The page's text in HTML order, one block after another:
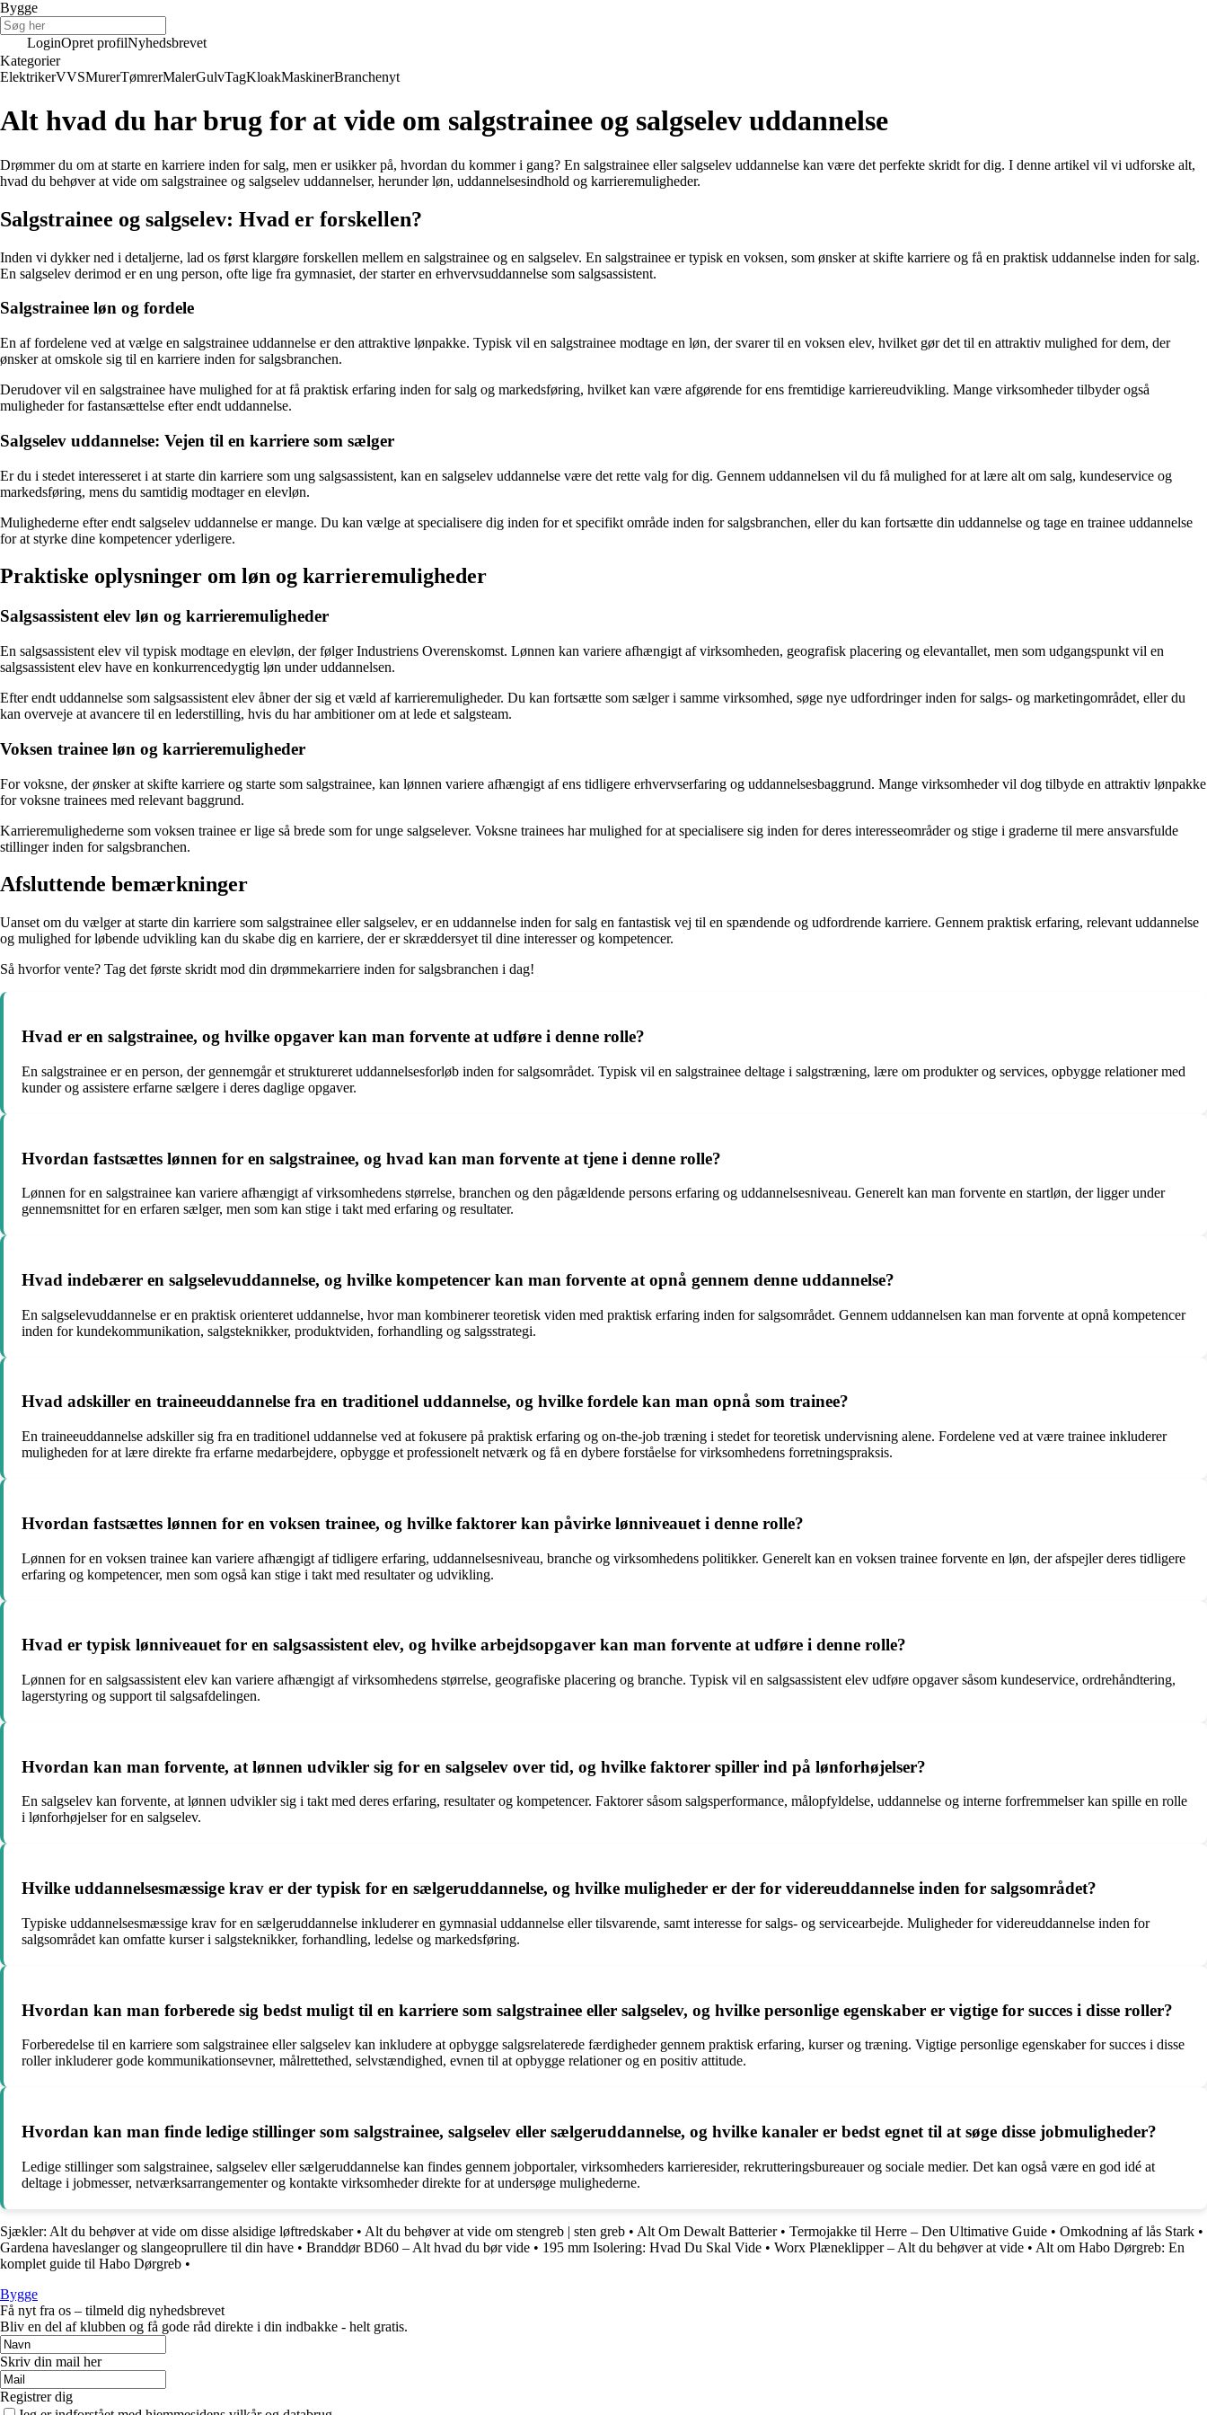
Bygge
LoginOpret profilNyhedsbrevet
Kategorier
ElektrikerVVSMurerTømrerMalerGulvTagKloakMaskinerBranchenyt
Alt hvad du har brug for at vide om salgstrainee og salgselev uddannelse
Drømmer du om at starte en karriere inden for salg, men er usikker på, hvordan du kommer i gang? En salgstrainee eller salgselev uddannelse kan være det perfekte skridt for dig. I denne artikel vil vi udforske alt,
hvad du behøver at vide om salgstrainee og salgselev uddannelser, herunder løn, uddannelsesindhold og karrieremuligheder.
Salgstrainee og salgselev: Hvad er forskellen?
Inden vi dykker ned i detaljerne, lad os først klargøre forskellen mellem en salgstrainee og en salgselev. En salgstrainee er typisk en voksen, som ønsker at skifte karriere og få en praktisk uddannelse inden for salg.
En salgselev derimod er en ung person, ofte lige fra gymnasiet, der starter en erhvervsuddannelse som salgsassistent.
Salgstrainee løn og fordele
En af fordelene ved at vælge en salgstrainee uddannelse er den attraktive lønpakke. Typisk vil en salgstrainee modtage en løn, der svarer til en voksen elev, hvilket gør det til en attraktiv mulighed for dem, der
ønsker at omskole sig til en karriere inden for salgsbranchen.
Derudover vil en salgstrainee have mulighed for at få praktisk erfaring inden for salg og markedsføring, hvilket kan være afgørende for ens fremtidige karriereudvikling. Mange virksomheder tilbyder også
muligheder for fastansættelse efter endt uddannelse.
Salgselev uddannelse: Vejen til en karriere som sælger
Er du i stedet interesseret i at starte din karriere som ung salgsassistent, kan en salgselev uddannelse være det rette valg for dig. Gennem uddannelsen vil du få mulighed for at lære alt om salg, kundeservice og
markedsføring, mens du samtidig modtager en elevløn.
Mulighederne efter endt salgselev uddannelse er mange. Du kan vælge at specialisere dig inden for et specifikt område inden for salgsbranchen, eller du kan fortsætte din uddannelse og tage en trainee uddannelse
for at styrke dine kompetencer yderligere.
Praktiske oplysninger om løn og karrieremuligheder
Salgsassistent elev løn og karrieremuligheder
En salgsassistent elev vil typisk modtage en elevløn, der følger Industriens Overenskomst. Lønnen kan variere afhængigt af virksomheden, geografisk placering og elevantallet, men som udgangspunkt vil en
salgsassistent elev have en konkurrencedygtig løn under uddannelsen.
Efter endt uddannelse som salgsassistent elev åbner der sig et væld af karrieremuligheder. Du kan fortsætte som sælger i samme virksomhed, søge nye udfordringer inden for salgs- og marketingområdet, eller du
kan overveje at avancere til en lederstilling, hvis du har ambitioner om at lede et salgsteam.
Voksen trainee løn og karrieremuligheder
For voksne, der ønsker at skifte karriere og starte som salgstrainee, kan lønnen variere afhængigt af ens tidligere erhvervserfaring og uddannelsesbaggrund. Mange virksomheder vil dog tilbyde en attraktiv lønpakke
for voksne trainees med relevant baggrund.
Karrieremulighederne som voksen trainee er lige så brede som for unge salgselever. Voksne trainees har mulighed for at specialisere sig inden for deres interesseområder og stige i graderne til mere ansvarsfulde
stillinger inden for salgsbranchen.
Afsluttende bemærkninger
Uanset om du vælger at starte din karriere som salgstrainee eller salgselev, er en uddannelse inden for salg en fantastisk vej til en spændende og udfordrende karriere. Gennem praktisk erfaring, relevant uddannelse
og mulighed for løbende udvikling kan du skabe dig en karriere, der er skræddersyet til dine interesser og kompetencer.
Så hvorfor vente? Tag det første skridt mod din drømmekarriere inden for salgsbranchen i dag!
Hvad er en salgstrainee, og hvilke opgaver kan man forvente at udføre i denne rolle?
En salgstrainee er en person, der gennemgår et struktureret uddannelsesforløb inden for salgsområdet. Typisk vil en salgstrainee deltage i salgstræning, lære om produkter og services, opbygge relationer med
kunder og assistere erfarne sælgere i deres daglige opgaver.
Hvordan fastsættes lønnen for en salgstrainee, og hvad kan man forvente at tjene i denne rolle?
Lønnen for en salgstrainee kan variere afhængigt af virksomhedens størrelse, branchen og den pågældende persons erfaring og uddannelsesniveau. Generelt kan man forvente en startløn, der ligger under
gennemsnittet for en erfaren sælger, men som kan stige i takt med erfaring og resultater.
Hvad indebærer en salgselevuddannelse, og hvilke kompetencer kan man forvente at opnå gennem denne uddannelse?
En salgselevuddannelse er en praktisk orienteret uddannelse, hvor man kombinerer teoretisk viden med praktisk erfaring inden for salgsområdet. Gennem uddannelsen kan man forvente at opnå kompetencer
inden for kundekommunikation, salgsteknikker, produktviden, forhandling og salgsstrategi.
Hvad adskiller en traineeuddannelse fra en traditionel uddannelse, og hvilke fordele kan man opnå som trainee?
En traineeuddannelse adskiller sig fra en traditionel uddannelse ved at fokusere på praktisk erfaring og on-the-job træning i stedet for teoretisk undervisning alene. Fordelene ved at være trainee inkluderer
muligheden for at lære direkte fra erfarne medarbejdere, opbygge et professionelt netværk og få en dybere forståelse for virksomhedens forretningspraksis.
Hvordan fastsættes lønnen for en voksen trainee, og hvilke faktorer kan påvirke lønniveauet i denne rolle?
Lønnen for en voksen trainee kan variere afhængigt af tidligere erfaring, uddannelsesniveau, branche og virksomhedens politikker. Generelt kan en voksen trainee forvente en løn, der afspejler deres tidligere
erfaring og kompetencer, men som også kan stige i takt med resultater og udvikling.
Hvad er typisk lønniveauet for en salgsassistent elev, og hvilke arbejdsopgaver kan man forvente at udføre i denne rolle?
Lønnen for en salgsassistent elev kan variere afhængigt af virksomhedens størrelse, geografiske placering og branche. Typisk vil en salgsassistent elev udføre opgaver såsom kundeservice, ordrehåndtering,
lagerstyring og support til salgsafdelingen.
Hvordan kan man forvente, at lønnen udvikler sig for en salgselev over tid, og hvilke faktorer spiller ind på lønforhøjelser?
En salgselev kan forvente, at lønnen udvikler sig i takt med deres erfaring, resultater og kompetencer. Faktorer såsom salgsperformance, målopfyldelse, uddannelse og interne forfremmelser kan spille en rolle
i lønforhøjelser for en salgselev.
Hvilke uddannelsesmæssige krav er der typisk for en sælgeruddannelse, og hvilke muligheder er der for videreuddannelse inden for salgsområdet?
Typiske uddannelsesmæssige krav for en sælgeruddannelse inkluderer en gymnasial uddannelse eller tilsvarende, samt interesse for salgs- og servicearbejde. Muligheder for videreuddannelse inden for
salgsområdet kan omfatte kurser i salgsteknikker, forhandling, ledelse og markedsføring.
Hvordan kan man forberede sig bedst muligt til en karriere som salgstrainee eller salgselev, og hvilke personlige egenskaber er vigtige for succes i disse roller?
Forberedelse til en karriere som salgstrainee eller salgselev kan inkludere at opbygge salgsrelaterede færdigheder gennem praktisk erfaring, kurser og træning. Vigtige personlige egenskaber for succes i disse
roller inkluderer gode kommunikationsevner, målrettethed, selvstændighed, evnen til at opbygge relationer og en positiv attitude.
Hvordan kan man finde ledige stillinger som salgstrainee, salgselev eller sælgeruddannelse, og hvilke kanaler er bedst egnet til at søge disse jobmuligheder?
Ledige stillinger som salgstrainee, salgselev eller sælgeruddannelse kan findes gennem jobportaler, virksomheders karrieresider, rekrutteringsbureauer og sociale medier. Det kan også være en god idé at
deltage i jobmesser, netværksarrangementer og kontakte virksomheder direkte for at undersøge mulighederne.
Sjækler: Alt du behøver at vide om disse alsidige løftredskaber• Alt du behøver at vide om stengreb | sten greb • Alt Om Dewalt Batterier• Termojakke til Herre – Den Ultimative Guide • Omkodning af lås Stark •
Gardena haveslanger og slangeoprullere til din have • Branddør BD60 – Alt hvad du bør vide • 195 mm Isolering: Hvad Du Skal Vide • Worx Plæneklipper – Alt du behøver at vide • Alt om Habo Dørgreb: En
komplet guide til Habo Dørgreb •
Bygge
Få nyt fra os – tilmeld dig nyhedsbrevet
Bliv en del af klubben og få gode råd direkte i din indbakke - helt gratis.
Skriv din mail her
Registrer dig